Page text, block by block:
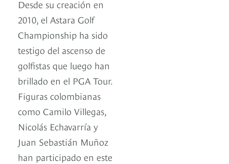
Desde su creación en
2010, el Astara Golf
Championship ha sido
testigo del ascenso de
golfistas que luego han
brillado en el PGA Tour.
Figuras colombianas
como Camilo Villegas,
Nicolás Echavarría y
Juan Sebastián Muñoz
han participado en este